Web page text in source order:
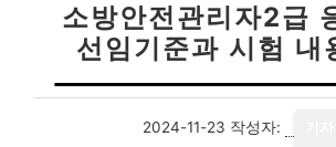
소방안전관리자2급
선임기준과 시험 내
2024-11-23 작성자: